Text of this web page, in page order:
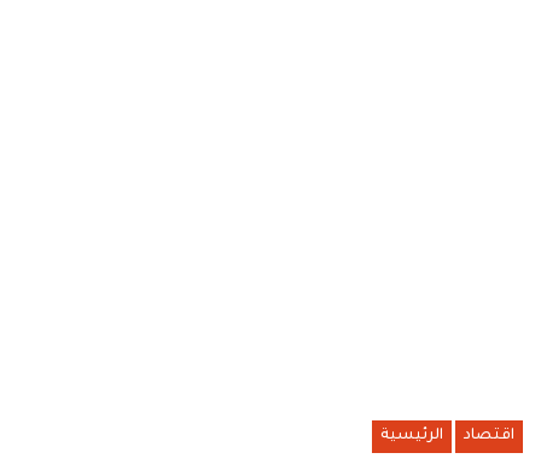
اقتصاد الرئيسية